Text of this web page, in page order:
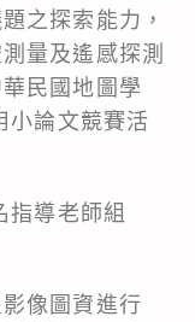
之探索能力，
量及遙感探測
民國地圖學
小論文競賽活
指導老師組
像圖資進行